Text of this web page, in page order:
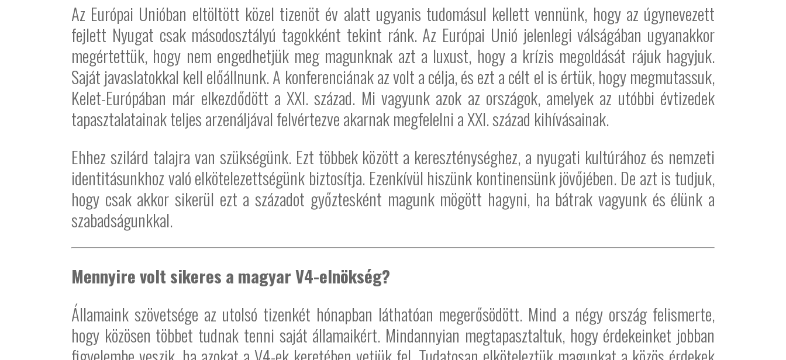
Az Európai Unióban eltöltött közel tizenöt év alatt ugyanis tudomásul kellett vennünk, hogy az úgynevezett
fejlett Nyugat csak másodosztályú tagokként tekint ránk. Az Európai Unió jelenlegi válságában ugyanakkor
megértettük, hogy nem engedhetjük meg magunknak azt a luxust, hogy a krízis megoldását rájuk hagyjuk.
Saját javaslatokkal kell előállnunk. A konferenciának az volt a célja, és ezt a célt el is értük, hogy megmutassuk,
Kelet-Európában már elkezdődött a XXI. század. Mi vagyunk azok az országok, amelyek az utóbbi évtizedek
tapasztalatainak teljes arzenáljával felvértezve akarnak megfelelni a XXI. század kihívásainak.
Ehhez szilárd talajra van szükségünk. Ezt többek között a kereszténységhez, a nyugati kultúrához és nemzeti
identitásunkhoz való elkötelezettségünk biztosítja. Ezenkívül hiszünk kontinensünk jövőjében. De azt is tudjuk,
hogy csak akkor sikerül ezt a századot győztesként magunk mögött hagyni, ha bátrak vagyunk és élünk a
szabadságunkkal.
Mennyire volt sikeres a magyar V4-elnökség?
Államaink szövetsége az utolsó tizenkét hónapban láthatóan megerősödött. Mind a négy ország felismerte,
hogy közösen többet tudnak tenni saját államaikért. Mindannyian megtapasztaltuk, hogy érdekeinket jobban